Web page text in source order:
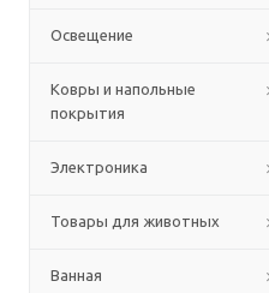
Освещение
Ковры и напольные
покрытия
Электроника
Товары для животных
Ванная